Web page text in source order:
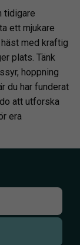
tidigare
ett mjukare
med kraftig
plats. Tänk
hoppning
du har funderat
att utforska
era